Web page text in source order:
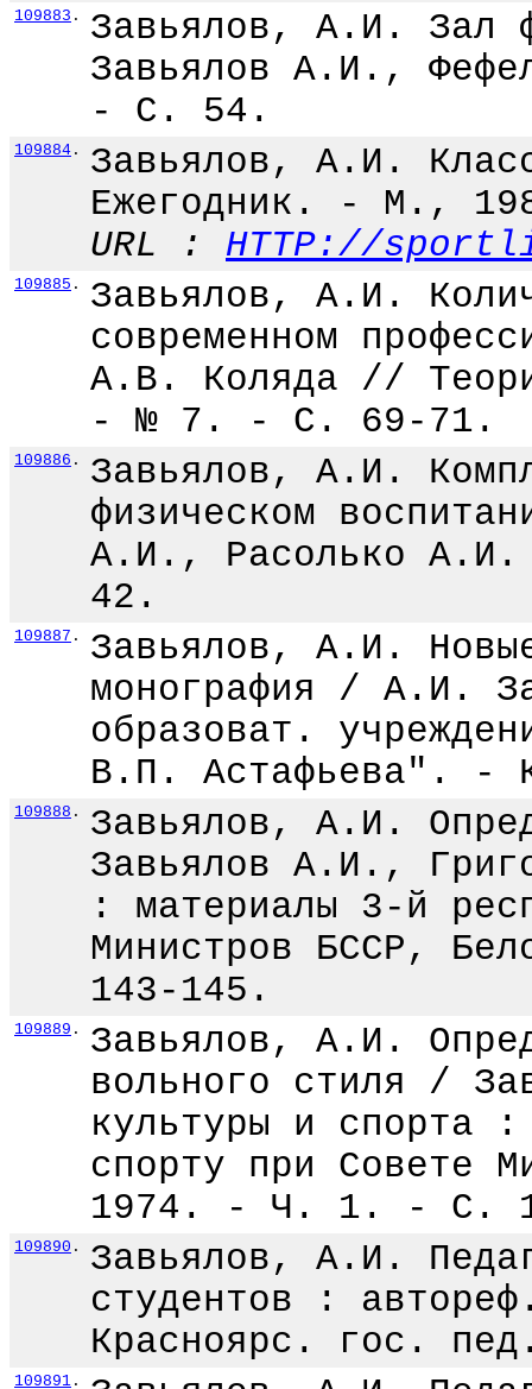
109883 .
Завьялов, А.И. Зал
Завьялов А.И.,
- С. 54.
109884 .
Завьялов, А.И.
Ежегодник. - М.,
URL : HTTP://
109885 .
Завьялов, А.И.
современном
А.В. Коляда //
- № 7. - С. 69-71.
109886 .
Завьялов, А.И.
физическом
А.И., Расолько
42.
109887 .
Завьялов, А.И.
монография / А.И.
образоват.
В.П. Астафьева". -
109888 .
Завьялов, А.И.
Завьялов А.И.,
: материалы 3-й
Министров БССР,
143-145.
109889 .
Завьялов, А.И.
вольного стиля /
культуры и спорта
спорту при Совете
1974. - Ч. 1. - С.
109890 .
Завьялов, А.И.
студентов :
Красноярс. гос.
109891 .